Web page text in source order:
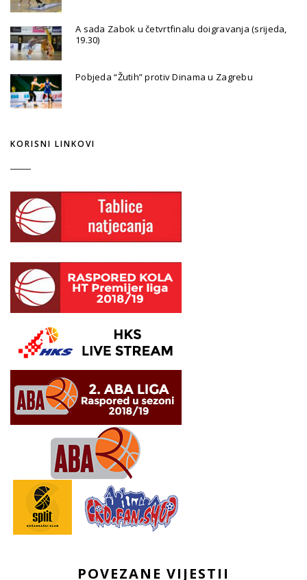
A sada Zabok u četvrtfinalu doigravanja (srijeda,
19.30)
Pobjeda “Žutih” protiv Dinama u Zagrebu
KORISNI LINKOVI
POVEZANE VIJESTII